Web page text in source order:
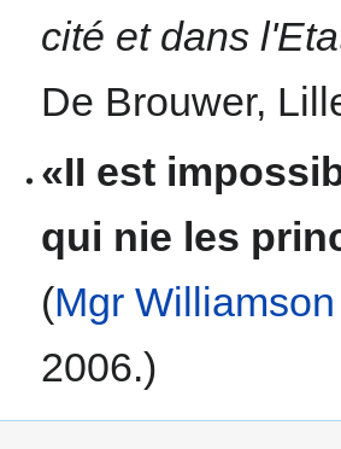
cité et dans
De Brouwer,
«II est
qui nie les
(Mgr Williamson
2006.)